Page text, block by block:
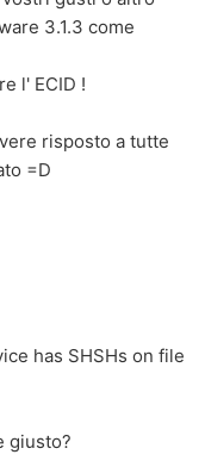
3.1.3 come
l' ECID !
risposto a tutte
=D
has SHSHs on file
giusto?